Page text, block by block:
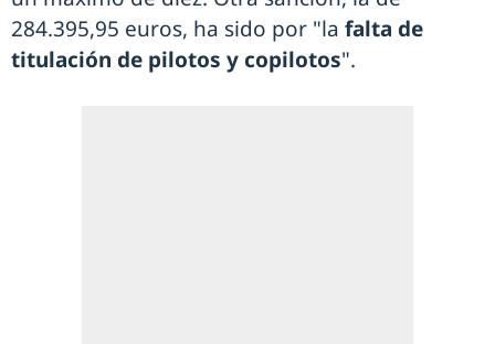
284.395,95 euros, ha sido por "la falta de
titulación de pilotos y copilotos".